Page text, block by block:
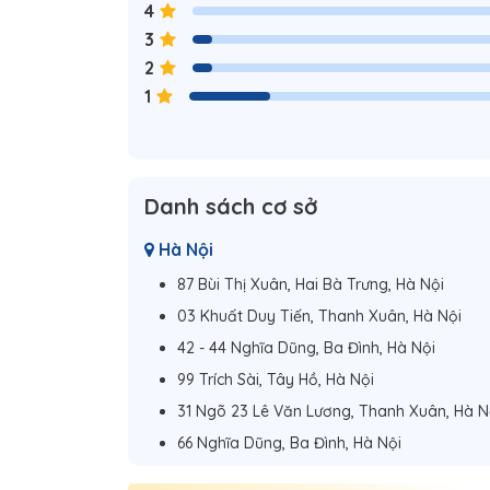
4
3
2
1
Danh sách cơ sở
Hà Nội
87 Bùi Thị Xuân, Hai Bà Trưng, Hà Nội
03 Khuất Duy Tiến, Thanh Xuân, Hà Nội
42 - 44 Nghĩa Dũng, Ba Đình, Hà Nội
99 Trích Sài, Tây Hồ, Hà Nội
31 Ngõ 23 Lê Văn Lương, Thanh Xuân, Hà
66 Nghĩa Dũng, Ba Đình, Hà Nội